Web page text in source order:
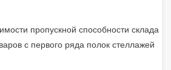
пропускной способности склада
с первого ряда полок стеллажей